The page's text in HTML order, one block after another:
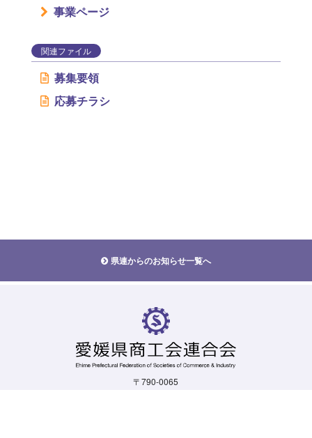
事業ページ
関連ファイル
募集要領
応募チラシ
県連からのお知らせ一覧へ
〒790-0065